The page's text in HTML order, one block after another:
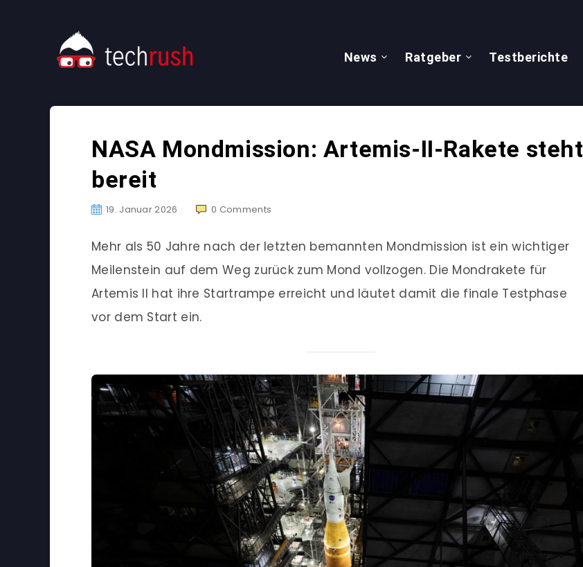
News Ratgeber Testberichte
NASA Mondmission: Artemis-II-Rakete steht
bereit
19. Januar 2026 0 Comments
Mehr als 50 Jahre nach der letzten bemannten Mondmission ist ein wichtiger
Meilenstein auf dem Weg zurück zum Mond vollzogen. Die Mondrakete für
Artemis II hat ihre Startrampe erreicht und läutet damit die finale Testphase
vor dem Start ein.